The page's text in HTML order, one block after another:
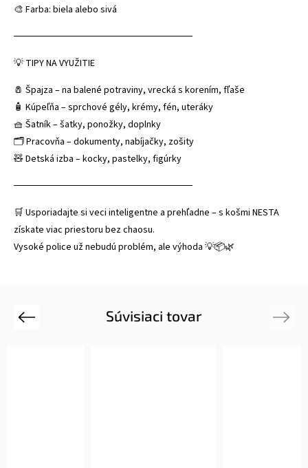
🎨 Farba: biela alebo sivá
──────────────────────────
💡 TIPY NA VYUŽITIE
🧂 Špajza – na balené potraviny, vrecká s korením, fľaše
🧴 Kúpeľňa – sprchové gély, krémy, fén, uteráky
🧺 Šatník – šatky, ponožky, doplnky
🗂️ Pracovňa – dokumenty, nabíjačky, zošity
🧸 Detská izba – kocky, pastelky, figúrky
──────────────────────────
🛒 Usporiadajte si veci inteligentne a prehľadne – s košmi NESTA
získate viac priestoru bez chaosu.
Vysoké police už nebudú problém, ale výhoda 💡📦🌿
Súvisiaci tovar
Previous Next